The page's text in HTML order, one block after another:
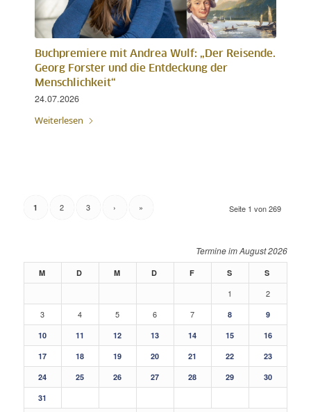
Buchpremiere mit Andrea Wulf: „Der Reisende.
Georg Forster und die Entdeckung der
Menschlichkeit“
24.07.2026
Weiterlesen
Seite 1 von 269
1 2 3 › »
August 2026
M D M D F S S
1
2
3
4 5 6 7 8
9
10
11 12 13 14 15
16
17
18 19 20 21 22
23
24
25 26 27 28 29
30
31